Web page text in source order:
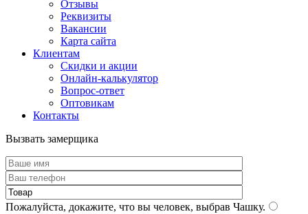
Отзывы
Реквизиты
Вакансии
Карта сайта
Клиентам
Скидки и акции
Онлайн-калькулятор
Вопрос-ответ
Оптовикам
Контакты
Вызвать замерщика
Пожалуйста, докажите, что вы человек, выбрав Чашку.